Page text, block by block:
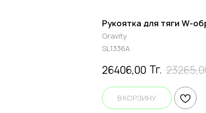
Рукоятка для тяги W-
Gravity
SL1336A
26406,00 Тг.
В КОРЗИНУ